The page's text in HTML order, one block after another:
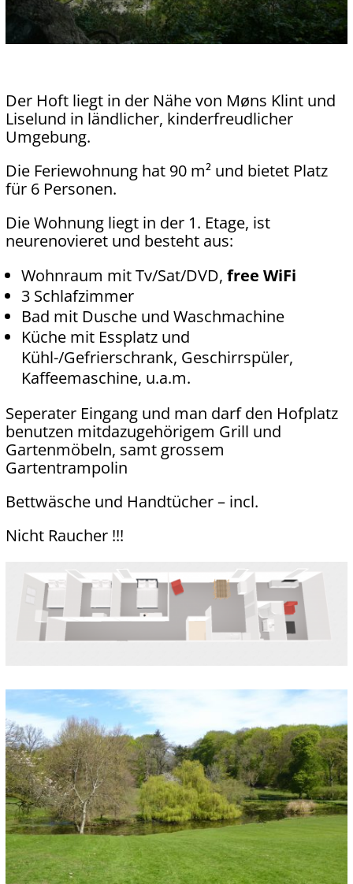
Der Hoft liegt in der Nähe von Møns Klint und
Liselund in ländlicher, kinderfreudlicher
Umgebung.
Die Feriewohnung hat 90 m² und bietet Platz
für 6 Personen.
Die Wohnung liegt in der 1. Etage, ist
neurenovieret und besteht aus:
Wohnraum mit Tv/Sat/DVD, free WiFi
3 Schlafzimmer
Bad mit Dusche und Waschmachine
Küche mit Essplatz und
Kühl-/Gefrierschrank, Geschirrspüler,
Kaffeemaschine, u.a.m.
Seperater Eingang und man darf den Hofplatz
benutzen mitdazugehörigem Grill und
Gartenmöbeln, samt grossem
Gartentrampolin
Bettwäsche und Handtücher – incl.
Nicht Raucher !!!